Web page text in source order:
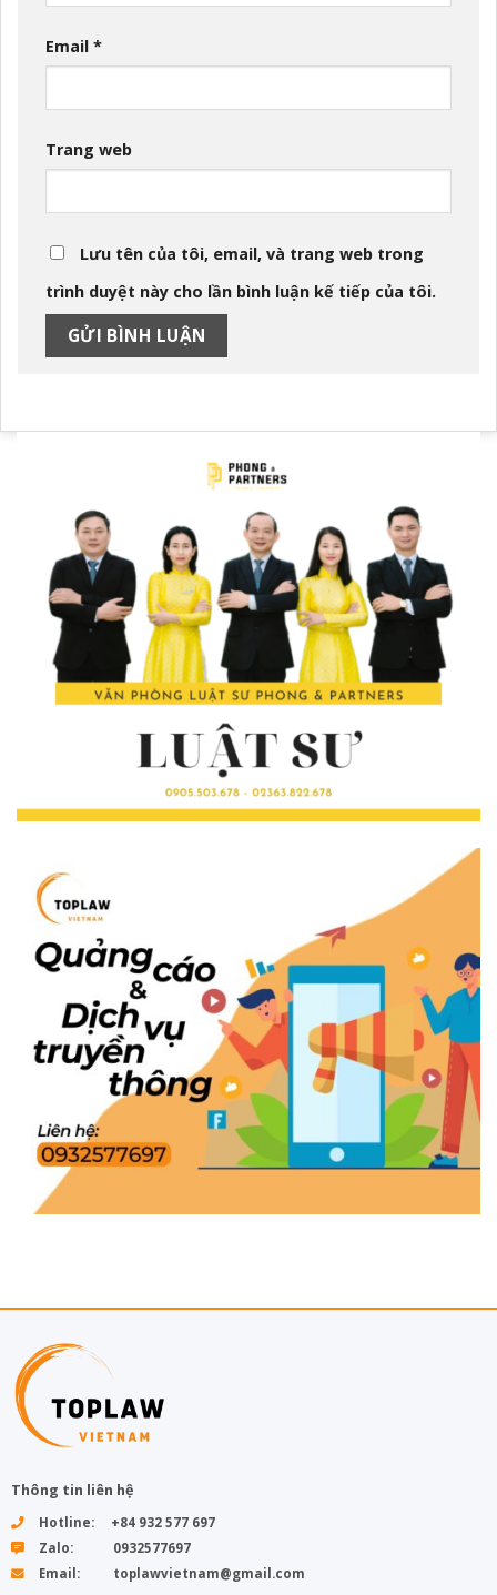
Email *
Trang web
Lưu tên của tôi, email, và trang web trong
trình duyệt này cho lần bình luận kế tiếp của tôi.
Thông tin liên hệ
Hotline: +84 932 577 697
Zalo: 0932577697
Email: toplawvietnam@gmail.com